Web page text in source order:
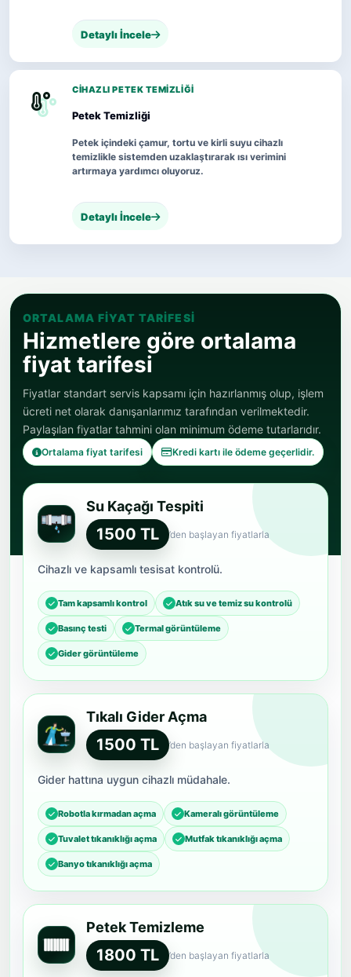
Detaylı İncele
CIHAZLI PETEK TEMIZLIĞI
Petek Temizliği
Petek içindeki çamur, tortu ve kirli suyu cihazlı
temizlikle sistemden uzaklaştırarak ısı verimini
artırmaya yardımcı oluyoruz.
Detaylı İncele
ORTALAMA FIYAT TARIFESI
Hizmetlere göre ortalama
fiyat tarifesi
Fiyatlar standart servis kapsamı için hazırlanmış olup, işlem
ücreti net olarak danışanlarımız tarafından verilmektedir.
Paylaşılan fiyatlar tahmini olan minimum ödeme tutarlarıdır.
Ortalama fiyat tarifesi Kredi kartı ile ödeme geçerlidir.
Su Kaçağı Tespiti
1500 TL ’den başlayan fiyatlarla
Cihazlı ve kapsamlı tesisat kontrolü.
Tam kapsamlı kontrol Atık su ve temiz su kontrolü
Basınç testi Termal görüntüleme
Gider görüntüleme
Tıkalı Gider Açma
1500 TL ’den başlayan fiyatlarla
Gider hattına uygun cihazlı müdahale.
Robotla kırmadan açma Kameralı görüntüleme
Tuvalet tıkanıklığı açma Mutfak tıkanıklığı açma
Banyo tıkanıklığı açma
Petek Temizleme
1800 TL ’den başlayan fiyatlarla